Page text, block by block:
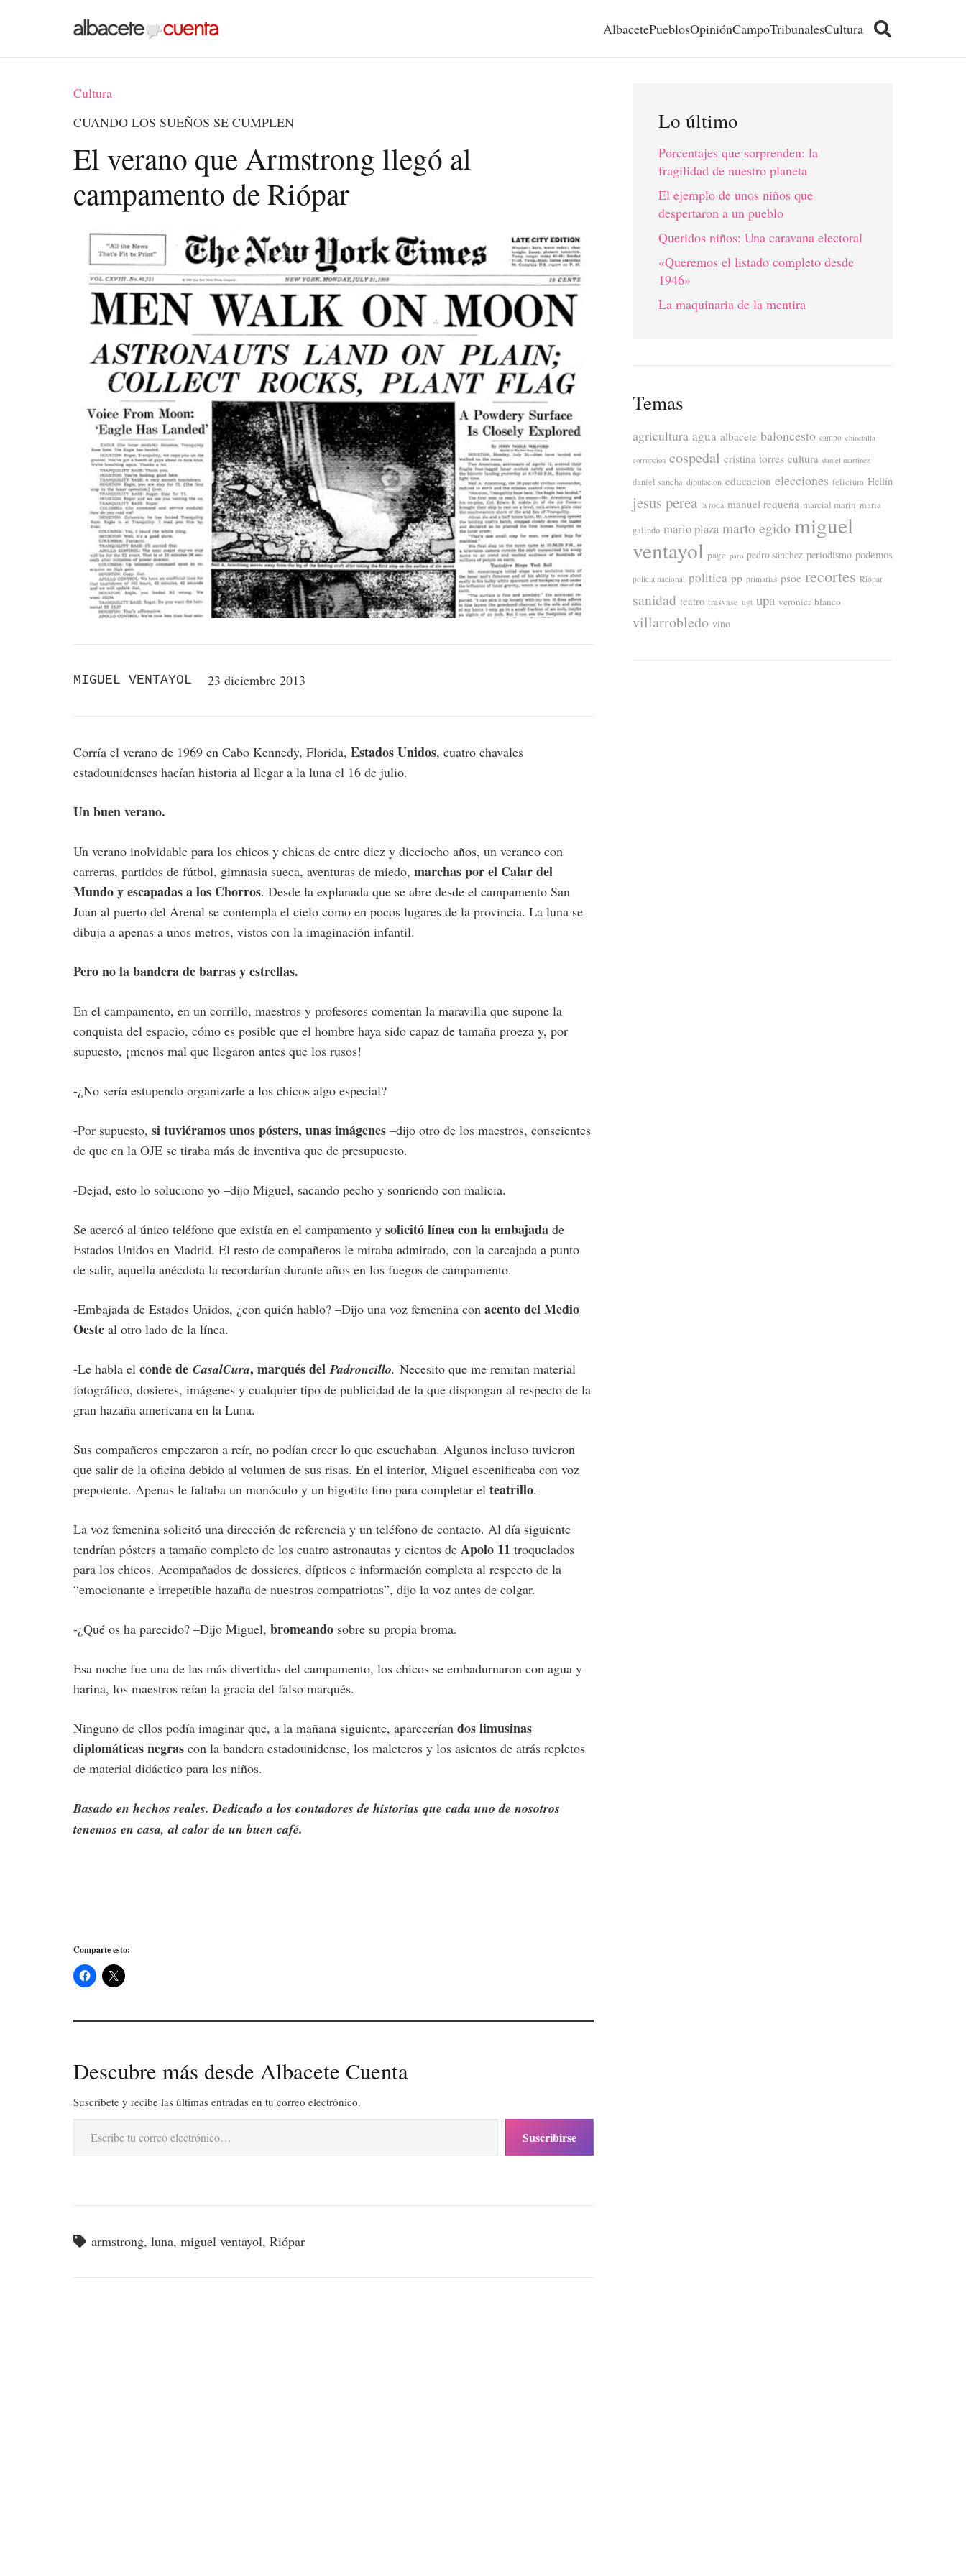
AlbacetePueblosOpiniónCampoTribunalesCultura
Cultura
CUANDO LOS SUEÑOS SE CUMPLEN
El verano que Armstrong llegó al
campamento de Riópar
MIGUEL VENTAYOL 23 diciembre 2013
Corría el verano de 1969 en Cabo Kennedy, Florida, Estados Unidos, cuatro chavales
estadounidenses hacían historia al llegar a la luna el 16 de julio.
Un buen verano.
Un verano inolvidable para los chicos y chicas de entre diez y dieciocho años, un veraneo con
carreras, partidos de fútbol, gimnasia sueca, aventuras de miedo, marchas por el Calar del
Mundo y escapadas a los Chorros. Desde la explanada que se abre desde el campamento San
Juan al puerto del Arenal se contempla el cielo como en pocos lugares de la provincia. La luna se
dibuja a apenas a unos metros, vistos con la imaginación infantil.
Pero no la bandera de barras y estrellas.
En el campamento, en un corrillo, maestros y profesores comentan la maravilla que supone la
conquista del espacio, cómo es posible que el hombre haya sido capaz de tamaña proeza y, por
supuesto, ¡menos mal que llegaron antes que los rusos!
-¿No sería estupendo organizarle a los chicos algo especial?
-Por supuesto, si tuviéramos unos pósters, unas imágenes –dijo otro de los maestros, conscientes
de que en la OJE se tiraba más de inventiva que de presupuesto.
-Dejad, esto lo soluciono yo –dijo Miguel, sacando pecho y sonriendo con malicia.
Se acercó al único teléfono que existía en el campamento y solicitó línea con la embajada de
Estados Unidos en Madrid. El resto de compañeros le miraba admirado, con la carcajada a punto
de salir, aquella anécdota la recordarían durante años en los fuegos de campamento.
-Embajada de Estados Unidos, ¿con quién hablo? –Dijo una voz femenina con acento del Medio
Oeste al otro lado de la línea.
-Le habla el conde de CasalCura, marqués delPadroncillo. Necesito que me remitan material
fotográfico, dosieres, imágenes y cualquier tipo de publicidad de la que dispongan al respecto de la
gran hazaña americana en la Luna.
Sus compañeros empezaron a reír, no podían creer lo que escuchaban. Algunos incluso tuvieron
que salir de la oficina debido al volumen de sus risas. En el interior, Miguel escenificaba con voz
prepotente. Apenas le faltaba un monóculo y un bigotito fino para completar el teatrillo.
La voz femenina solicitó una dirección de referencia y un teléfono de contacto. Al día siguiente
tendrían pósters a tamaño completo de los cuatro astronautas y cientos de Apolo 11 troquelados
para los chicos. Acompañados de dossieres, dípticos e información completa al respecto de la
“emocionante e irrepetible hazaña de nuestros compatriotas”, dijo la voz antes de colgar.
-¿Qué os ha parecido? –Dijo Miguel, bromeando sobre su propia broma.
Esa noche fue una de las más divertidas del campamento, los chicos se embadurnaron con agua y
harina, los maestros reían la gracia del falso marqués.
Ninguno de ellos podía imaginar que, a la mañana siguiente, aparecerían dos limusinas
diplomáticas negras con la bandera estadounidense, los maleteros y los asientos de atrás repletos
de material didáctico para los niños.
Basado en hechos reales. Dedicado a los contadores de historias que cada uno de nosotros
tenemos en casa, al calor de un buen café.
Comparte esto:
Descubre más desde Albacete Cuenta
Suscríbete y recibe las últimas entradas en tu correo electrónico.
Escribe tu correo electrónico…
Suscribirse
armstrong,luna,miguel ventayol,Riópar
Lo último
Porcentajes que sorprenden: la
fragilidad de nuestro planeta
El ejemplo de unos niños que
despertaron a un pueblo
Queridos niños: Una caravana electoral
«Queremos el listado completo desde
1946»
La maquinaria de la mentira
Temas
agricultura agua albacete baloncesto campo chinchilla
corrupcion cospedal cristina torres cultura daniel martinez
daniel sancha diputacion educacion elecciones felicium Hellín
jesus perea la roda manuel requena marcial marin maria
galindo mario plaza marto egido miguel
ventayol page paro pedro sánchez periodismo podemos
policia nacional politica pp primarias psoe recortes Riópar
sanidad teatro trasvase ugt upa veronica blanco
villarrobledo vino